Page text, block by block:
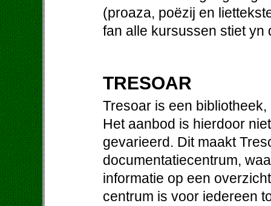
(proaza, poëzij en
fan alle kursussen stiet yn
TRESOAR
Tresoar is een
Het aanbod is hierdoor
gevarieerd. Dit maakt
documentatiecentrum,
informatie op een
centrum is voor iedereen